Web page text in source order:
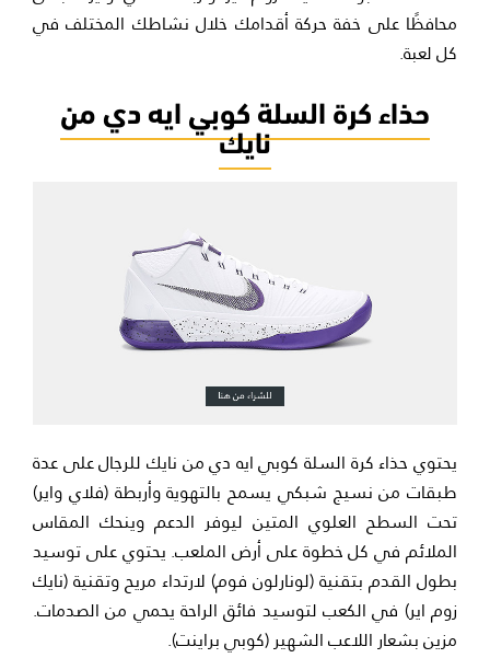
محافظًا على خفة حركة أقدامك خلال نشاطك المختلف في
كل لعبة.
حذاء كرة السلة كوبي ايه دي من
نايك
يحتوي حذاء كرة السلة كوبي ايه دي من نايك للرجال على عدة
طبقات من نسيج شبكي يسمح بالتهوية وأربطة (فلاي واير)
تحت السطح العلوي المتين ليوفر الدعم وينحك المقاس
الملائم في كل خطوة على أرض الملعب. يحتوي على توسيد
بطول القدم بتقنية (لونارلون فوم) لارتداء مريح وتقنية (نايك
زوم اير) في الكعب لتوسيد فائق الراحة يحمي من الصدمات.
مزين بشعار اللاعب الشهير (كوبي براينت).